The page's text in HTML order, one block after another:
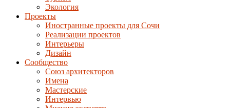
Экология
Проекты
Иностранные проекты для Сочи
Реализации проектов
Интерьеры
Дизайн
Сообщество
Союз архитекторов
Имена
Мастерские
Интервью